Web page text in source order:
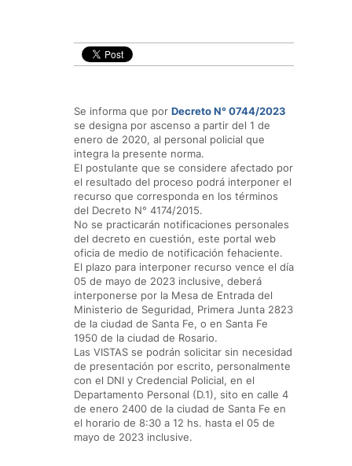
Se informa que por Decreto N° 0744/2023
se designa por ascenso a partir del 1 de
enero de 2020, al personal policial que
integra la presente norma.
El postulante que se considere afectado por
el resultado del proceso podrá interponer el
recurso que corresponda en los términos
del Decreto N° 4174/2015.
No se practicarán notificaciones personales
del decreto en cuestión, este portal web
oficia de medio de notificación fehaciente.
El plazo para interponer recurso vence el día
05 de mayo de 2023 inclusive, deberá
interponerse por la Mesa de Entrada del
Ministerio de Seguridad, Primera Junta 2823
de la ciudad de Santa Fe, o en Santa Fe
1950 de la ciudad de Rosario.
Las VISTAS se podrán solicitar sin necesidad
de presentación por escrito, personalmente
con el DNI y Credencial Policial, en el
Departamento Personal (D.1), sito en calle 4
de enero 2400 de la ciudad de Santa Fe en
el horario de 8:30 a 12 hs. hasta el 05 de
mayo de 2023 inclusive.